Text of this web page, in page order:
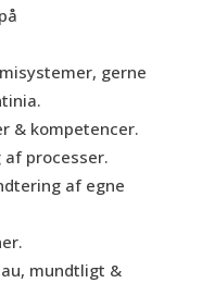
gerne
& kompetencer.
processer.
af egne
mundtligt &